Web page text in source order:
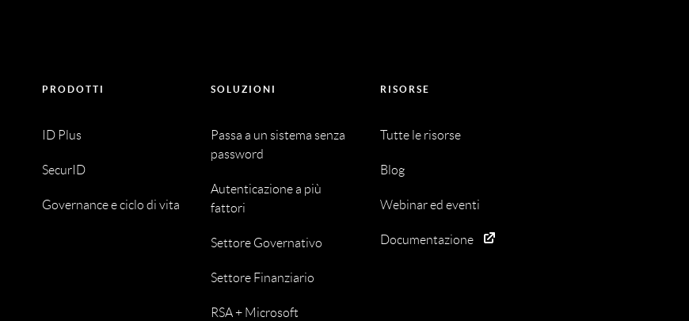
PRODOTTI
ID Plus
SecurID
Governance e ciclo di vita
SOLUZIONI
Passa a un sistema senza
password
Autenticazione a più
fattori
Settore Governativo
Settore Finanziario
RSA + Microsoft
RISORSE
Tutte le risorse
Blog
Webinar ed eventi
Documentazione